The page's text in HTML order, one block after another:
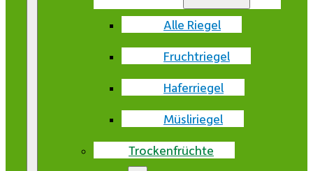
Alle Riegel
Fruchtriegel
Haferriegel
Müsliriegel
Trockenfrüchte